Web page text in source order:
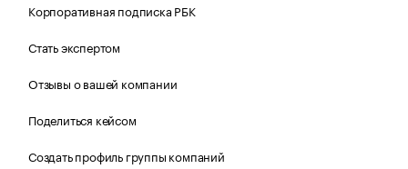
Корпоративная подписка РБК
Стать экспертом
Отзывы о вашей компании
Поделиться кейсом
Создать профиль группы компаний